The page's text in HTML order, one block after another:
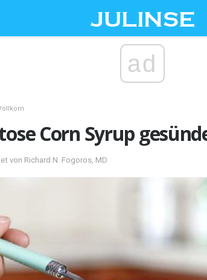
ad
Corn Syrup
von Richard N. Fogoros, MD